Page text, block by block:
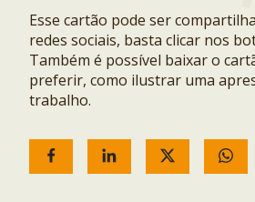
Esse cartão pode ser
redes sociais, basta clicar nos
Também é possível baixar o
preferir, como ilustrar uma
trabalho.